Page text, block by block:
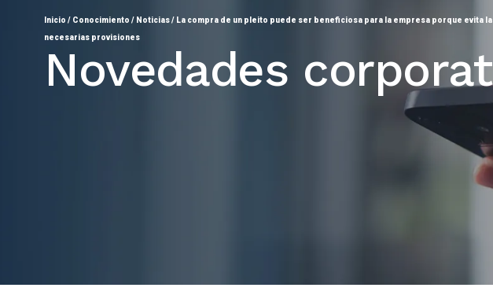
Inicio / Conocimiento / Noticias/ La compra de un pleito puede ser beneficiosa para la empresa porque evita
necesarias provisiones
Novedades